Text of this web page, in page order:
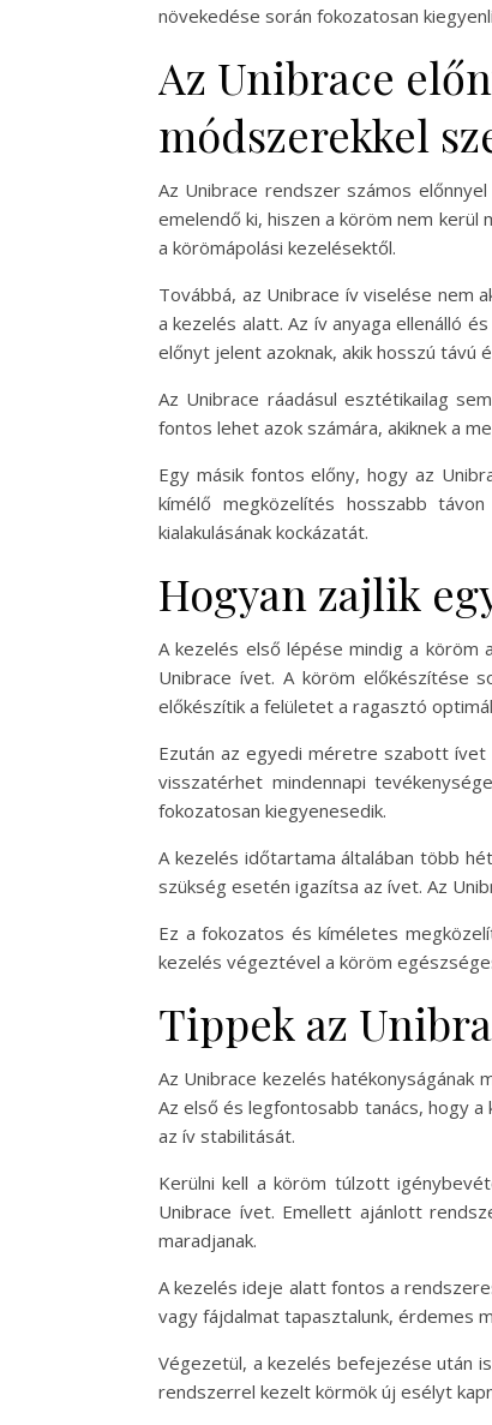
növekedése során fokozatosan
Az Unibrace
módszerekkel
Az Unibrace rendszer számos
emelendő ki, hiszen a köröm nem kerül
a körömápolási kezelésektől.
Továbbá, az Unibrace ív viselése nem
a kezelés alatt. Az ív anyaga ellenálló
előnyt jelent azoknak, akik hosszú
Az Unibrace ráadásul esztétikailag
fontos lehet azok számára, akiknek a
Egy másik fontos előny, hogy az
kímélő megközelítés hosszabb
kialakulásának kockázatát.
Hogyan zajlik
A kezelés első lépése mindig a köröm
Unibrace ívet. A köröm előkészítése
előkészítik a felületet a ragasztó
Ezután az egyedi méretre szabott
visszatérhet mindennapi
fokozatosan kiegyenesedik.
A kezelés időtartama általában több
szükség esetén igazítsa az ívet. Az
Ez a fokozatos és kíméletes
kezelés végeztével a köröm
Tippek az
Az Unibrace kezelés
Az első és legfontosabb tanács, hogy
az ív stabilitását.
Kerülni kell a köröm túlzott
Unibrace ívet. Emellett ajánlott
maradjanak.
A kezelés ideje alatt fontos a
vagy fájdalmat tapasztalunk, érdemes
Végezetül, a kezelés befejezése után
rendszerrel kezelt körmök új esélyt